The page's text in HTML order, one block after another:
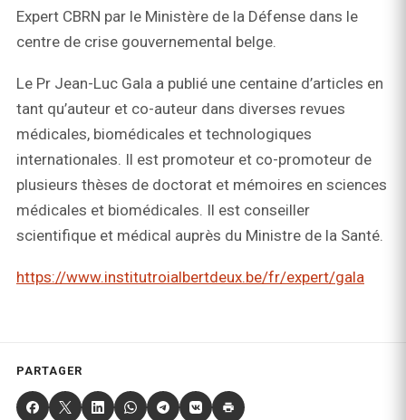
Expert CBRN par le Ministère de la Défense dans le
centre de crise gouvernemental belge.
Le Pr Jean-Luc Gala a publié une centaine d’articles en
tant qu’auteur et co-auteur dans diverses revues
médicales, biomédicales et technologiques
internationales. Il est promoteur et co-promoteur de
plusieurs thèses de doctorat et mémoires en sciences
médicales et biomédicales. Il est conseiller
scientifique et médical auprès du Ministre de la Santé.
https://www.institutroialbertdeux.be/fr/expert/gala
PARTAGER